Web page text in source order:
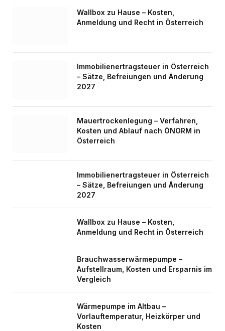
Wallbox zu Hause – Kosten,
Anmeldung und Recht in Österreich
Immobilienertragsteuer in Österreich
– Sätze, Befreiungen und Änderung
2027
Mauertrockenlegung – Verfahren,
Kosten und Ablauf nach ÖNORM in
Österreich
Immobilienertragsteuer in Österreich
– Sätze, Befreiungen und Änderung
2027
Wallbox zu Hause – Kosten,
Anmeldung und Recht in Österreich
Brauchwasserwärmepumpe –
Aufstellraum, Kosten und Ersparnis im
Vergleich
Wärmepumpe im Altbau –
Vorlauftemperatur, Heizkörper und
Kosten